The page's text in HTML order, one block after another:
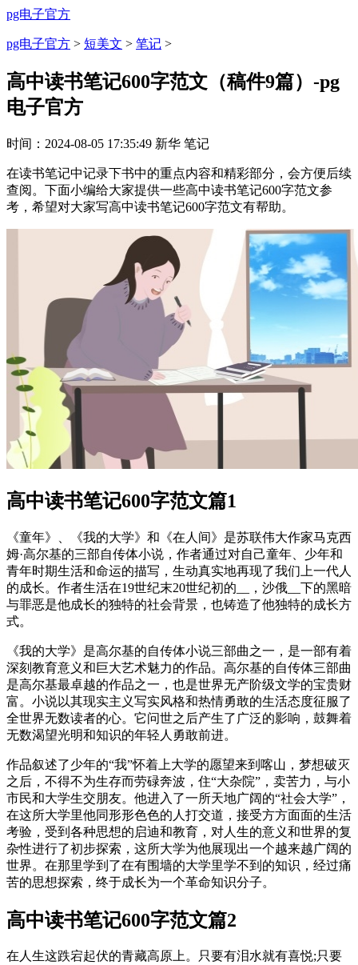
pg电子官方
pg电子官方 > 短美文 > 笔记 >
高中读书笔记600字范文（稿件9篇）-pg
电子官方
时间： 2024-08-05 17:35:49 新华 笔记
在读书笔记中记录下书中的重点内容和精彩部分，会方便后续
查阅。下面小编给大家提供一些高中读书笔记600字范文参
考，希望对大家写高中读书笔记600字范文有帮助。
高中读书笔记600字范文篇1
《童年》、《我的大学》和《在人间》是苏联伟大作家马克西
姆·高尔基的三部自传体小说，作者通过对自己童年、少年和
青年时期生活和命运的描写，生动真实地再现了我们上一代人
的成长。作者生活在19世纪末20世纪初的__，沙俄__下的黑暗
与罪恶是他成长的独特的社会背景，也铸造了他独特的成长方
式。
《我的大学》是高尔基的自传体小说三部曲之一，是一部有着
深刻教育意义和巨大艺术魅力的作品。高尔基的自传体三部曲
是高尔基最卓越的作品之一，也是世界无产阶级文学的宝贵财
富。小说以其现实主义写实风格和热情勇敢的生活态度征服了
全世界无数读者的心。它问世之后产生了广泛的影响，鼓舞着
无数渴望光明和知识的年轻人勇敢前进。
作品叙述了少年的“我”怀着上大学的愿望来到喀山，梦想破灭
之后，不得不为生存而劳碌奔波，住“大杂院”，卖苦力，与小
市民和大学生交朋友。他进入了一所天地广阔的“社会大学”，
在这所大学里他同形形色色的人打交道，接受方方面面的生活
考验，受到各种思想的启迪和教育，对人生的意义和世界的复
杂性进行了初步探索，这所大学为他展现出一个越来越广阔的
世界。在那里学到了在有围墙的大学里学不到的知识，经过痛
苦的思想探索，终于成长为一个革命知识分子。
高中读书笔记600字范文篇2
在人生这跌宕起伏的青藏高原上。只要有泪水就有喜悦;只要